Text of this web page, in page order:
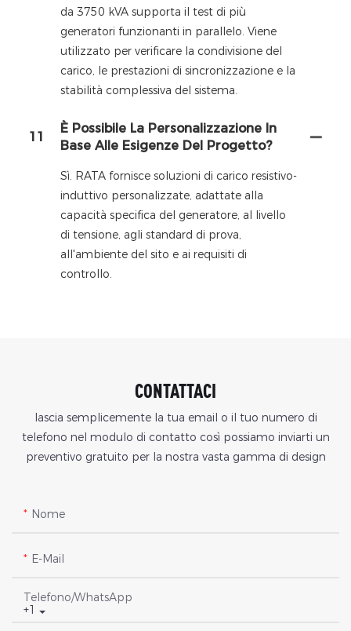
da 3750 kVA supporta il test di più
generatori funzionanti in parallelo. Viene
utilizzato per verificare la condivisione del
carico, le prestazioni di sincronizzazione e la
stabilità complessiva del sistema.
11
È Possibile La Personalizzazione In
Base Alle Esigenze Del Progetto?
Sì. RATA fornisce soluzioni di carico resistivo-
induttivo personalizzate, adattate alla
capacità specifica del generatore, al livello
di tensione, agli standard di prova,
all'ambiente del sito e ai requisiti di
controllo.
CONTATTACI
lascia semplicemente la tua email o il tuo numero di
telefono nel modulo di contatto così possiamo inviarti un
preventivo gratuito per la nostra vasta gamma di design
Nome
E-Mail
+1
Telefono/WhatsApp